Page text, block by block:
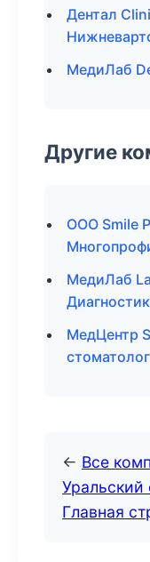
Дентал
МедиЛаб
Другие
ООО Smile
МедиЛаб
МедЦентр
← Все
Уральский
Главная